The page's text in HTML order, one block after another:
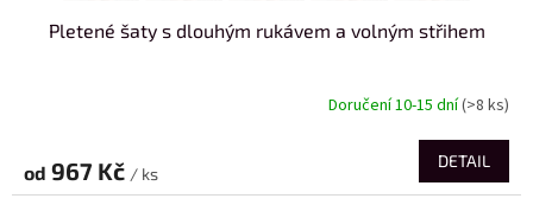
Pletené šaty s dlouhým rukávem a volným střihem
Doručení 10-15 dní(>8 ks)
od 967 Kč / ks
DETAIL